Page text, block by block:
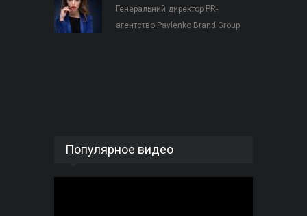
Генеральний директор PR-
агентство Pavlenko Brand Group
Популярное видео